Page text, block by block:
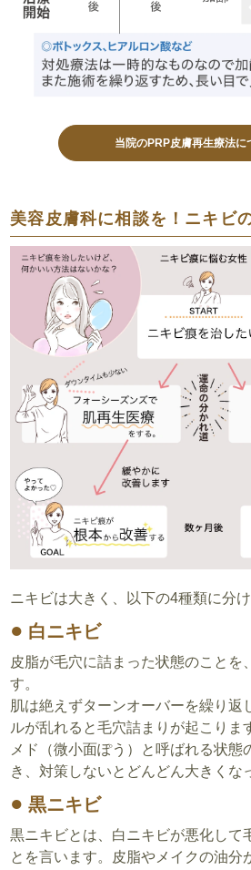
当院のPRP皮膚再生療法に
美容皮膚科に相談を！ニキビ
ニキビは大きく、以下の4種類に分け
白ニキビ
皮脂が毛穴に詰まった状態のことを
す。
肌は絶えずターンオーバーを繰り返
ルが乱れると毛穴詰まりが起こりま
メド（微小面ぽう）と呼ばれる状態
き、対策しないとどんどん大きくな
黒ニキビ
黒ニキビとは、白ニキビが悪化して
とを言います。皮脂やメイクの油分